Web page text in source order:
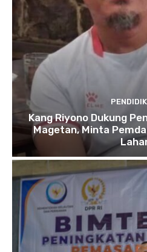
Kang Riyono Dukung
Magetan, Minta